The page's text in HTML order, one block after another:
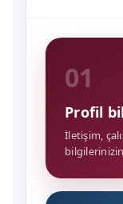
01
Profil
İletişim,